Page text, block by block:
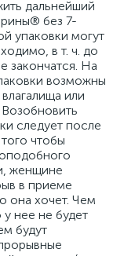
дальнейший
без 7-
упаковки могут
в т. ч. до
закончатся. На
возможны
или
следует после
чтобы
женщине
в приеме
она хочет. Чем
нее не будет
будут